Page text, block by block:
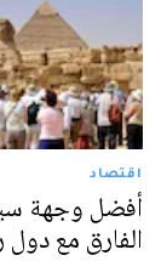
اقتصاد
أفضل وجهة
الفارق مع دول